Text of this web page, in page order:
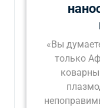
«Вы
только